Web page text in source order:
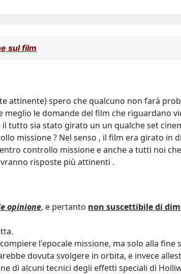
sul film
attinente) spero che qualcuno non farà
le domande del film che riguardano
tutto sia stato girato un un qualche set
missione ? Nel senso , il film era girato in
controllo missione e anche a tutti noi
risposte più attinenti .
opinione, e pertanto non suscettibile di
l'epocale missione, ma solo alla
dovuta svolgere in orbita, e invece
di alcuni tecnici degli effetti speciali di